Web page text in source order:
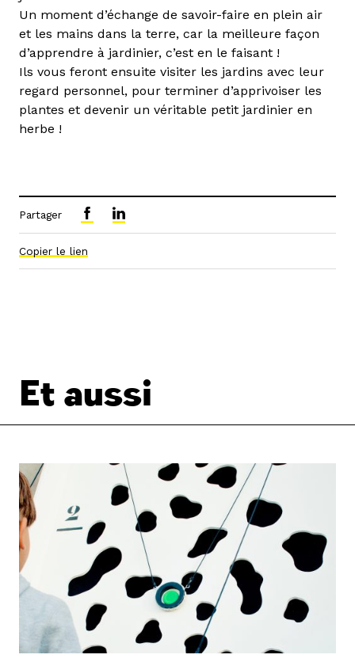
Un moment d’échange de savoir-faire en plein air
et les mains dans la terre, car la meilleure façon
d’apprendre à jardinier, c’est en le faisant !
Ils vous feront ensuite visiter les jardins avec leur
regard personnel, pour terminer d’apprivoiser les
plantes et devenir un véritable petit jardinier en
herbe !
Partager
Copier le lien
Et aussi